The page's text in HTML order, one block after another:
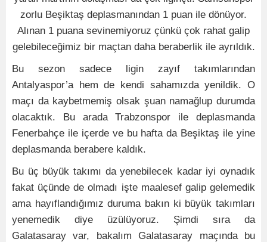
zorlu Beşiktaş deplasmanından 1 puan ile dönüyor.
Alınan 1 puana sevinemiyoruz çünkü çok rahat galip
gelebileceğimiz bir maçtan daha beraberlik ile ayrıldık.
Bu sezon sadece ligin zayıf takımlarından
Antalyaspor’a hem de kendi sahamızda yenildik. O
maçı da kaybetmemiş olsak şuan namağlup durumda
olacaktık. Bu arada Trabzonspor ile deplasmanda
Fenerbahçe ile içerde ve bu hafta da Beşiktaş ile yine
deplasmanda berabere kaldık.
Bu üç büyük takımı da yenebilecek kadar iyi oynadık
fakat üçünde de olmadı işte maalesef galip gelemedik
ama hayıflandığımız duruma bakın ki büyük takımları
yenemedik diye üzülüyoruz. Şimdi sıra da
Galatasaray var, bakalım Galatasaray maçında bu